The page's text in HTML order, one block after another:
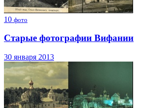
10 фото
Старые фотографии Вифании
30 января 2013